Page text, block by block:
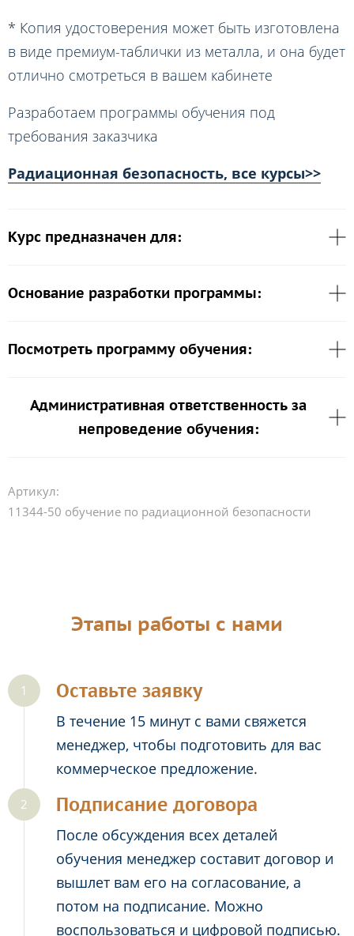
* Копия удостоверения может быть изготовлена
в виде премиум-таблички из металла, и она будет
отлично смотреться в вашем кабинете
Разработаем программы обучения под
требования заказчика
Радиационная безопасность, все курсы>>
Курс предназначен для:
Основание разработки программы:
Посмотреть программу обучения:
Административная ответственность за
непроведение обучения:
Артикул:
11344-50 обучение по радиационной безопасности
Этапы работы с нами
Оставьте заявку
В течение 15 минут с вами свяжется
менеджер, чтобы подготовить для вас
коммерческое предложение.
Подписание договора
После обсуждения всех деталей
обучения менеджер составит договор и
вышлет вам его на согласование, а
потом на подписание. Можно
воспользоваться и цифровой подписью.